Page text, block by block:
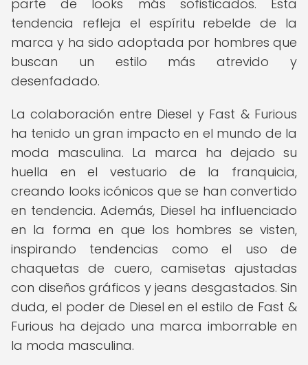
parte de looks más sofisticados. Esta
tendencia refleja el espíritu rebelde de la
marca y ha sido adoptada por hombres que
buscan un estilo más atrevido y
desenfadado.
La colaboración entre Diesel y Fast & Furious
ha tenido un gran impacto en el mundo de la
moda masculina. La marca ha dejado su
huella en el vestuario de la franquicia,
creando looks icónicos que se han convertido
en tendencia. Además, Diesel ha influenciado
en la forma en que los hombres se visten,
inspirando tendencias como el uso de
chaquetas de cuero, camisetas ajustadas
con diseños gráficos y jeans desgastados. Sin
duda, el poder de Diesel en el estilo de Fast &
Furious ha dejado una marca imborrable en
la moda masculina.